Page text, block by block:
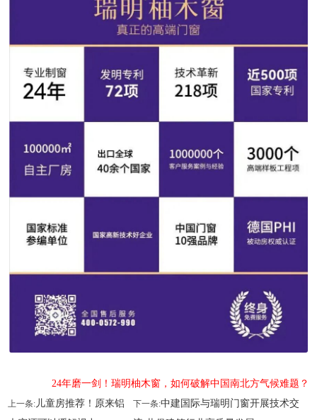
24年磨一剑！瑞明柚木窗，如何破解中国南北方气候难题？
上一条:儿童房推荐！原来铝
下一条:中建国际与瑞明门窗开展技术交